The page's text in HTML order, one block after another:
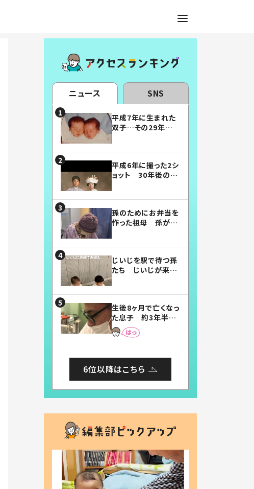
ニュース SNS
平成7年に生まれた
双子…その29年後
平成6年に撮った2シ
ョット 30年後の姿
孫のためにお弁当を
作った祖母 孫が絶
じいじを駅で待つ孫
たち じいじが来た
まらない」「幸せにな
れる」
生後8ヶ月で亡くなっ
た息子 約3年半
後、当時の妻の日記
に書いてあった本音
6位以降はこちら